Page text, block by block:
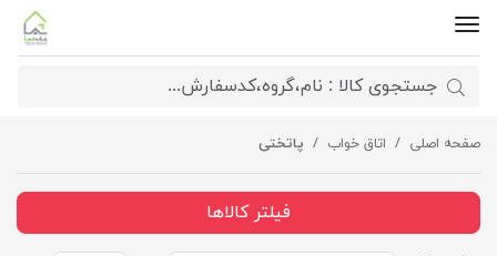
صفحه اصلی اتاق خواب پاتختی
فیلتر کالاها